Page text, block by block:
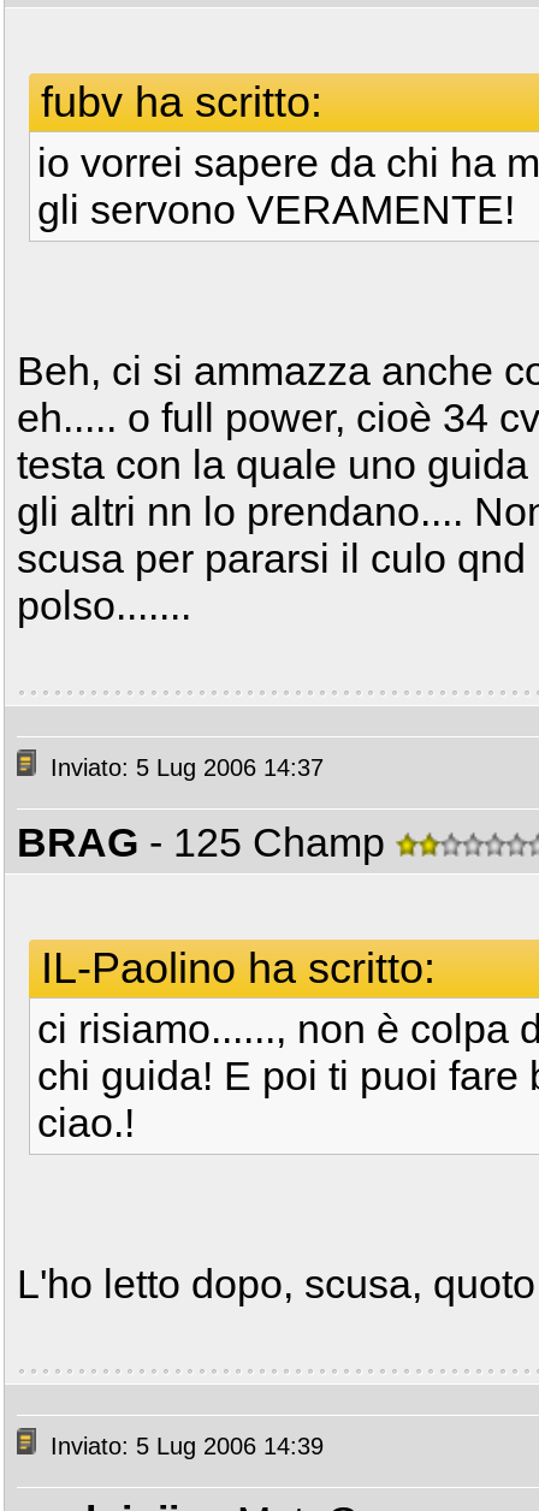
fubv ha scritto:
io vorrei sapere da chi ha
gli servono VERAMENTE!
Beh, ci si ammazza anche
eh..... o full power, cioè 34
testa con la quale uno
gli altri nn lo prendano....
scusa per pararsi il culo
polso.......
Inviato: 5 Lug 2006 14:37
BRAG - 125 Champ
IL-Paolino ha scritto:
ci risiamo......, non è colpa
chi guida! E poi ti puoi fare
ciao.!
L'ho letto dopo, scusa,
Inviato: 5 Lug 2006 14:39